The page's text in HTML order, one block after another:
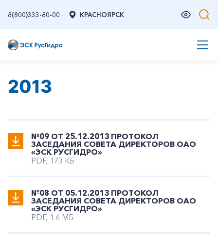
8(800)333-80-00 КРАСНОЯРСК
2013
№09 ОТ 25.12.2013 ПРОТОКОЛ
ЗАСЕДАНИЯ СОВЕТА ДИРЕКТОРОВ ОАО
«ЭСК РУСГИДРО»
PDF, 173 КБ
№08 ОТ 05.12.2013 ПРОТОКОЛ
ЗАСЕДАНИЯ СОВЕТА ДИРЕКТОРОВ ОАО
«ЭСК РУСГИДРО»
PDF, 1.6 МБ